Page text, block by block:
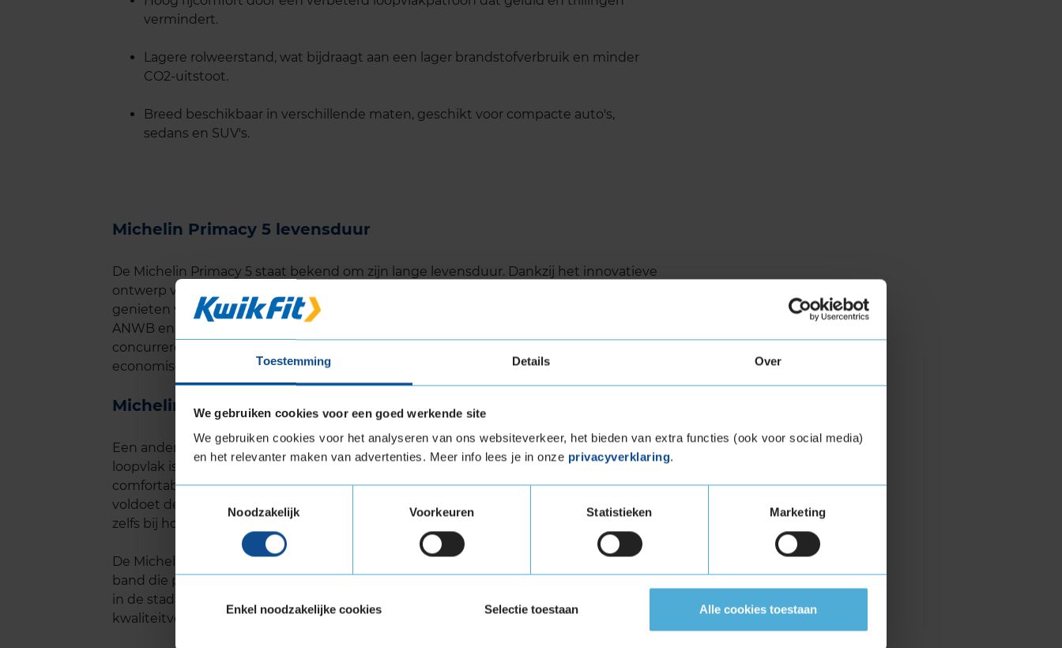
Toestemming Details Over
We gebruiken cookies voor een goed werkende site
We gebruiken cookies voor het analyseren van ons websiteverkeer, het bieden van extra functies (ook voor social media)
en het relevanter maken van advertenties. Meer info lees je in onze privacyverklaring.
Toestemmingsselectie
Noodzakelijk
Voorkeuren Statistieken Marketing
Enkel noodzakelijke cookies Selectie toestaan Alle cookies toestaan
vermindert.
Lagere rolweerstand, wat bijdraagt aan een lager brandstofverbruik en minder
CO2-uitstoot.
Breed beschikbaar in verschillende maten, geschikt voor compacte auto's,
sedans en SUV's.
Michelin Primacy 5 levensduur
De Michelin Primacy 5 staat bekend om zijn lange levensduur. Dankzij het innovatieve
ontwerp van het loopvlak slijt de band gelijkmatig, wat betekent dat je langer kunt
genieten van optimale prestaties. Uit tests van onafhankelijke organisaties, zoals
ANWB en ADAC, blijkt dat deze band tot wel 18% langer meegaat dan sommige
concurrerende merken. Dit maakt de Primacy 5 niet alleen een veilige, maar ook een
economische keuze.
Michelin Primacy 5 geluid
Een ander groot voordeel van de Michelin Primacy 5 is het lage geluidsniveau. Het
loopvlak is ontworpen om rijgeluid te minimaliseren, wat resulteert in een stillere en
comfortabelere rijervaring. Met een gemiddeld geluidsniveau van slechts 69 decibel
voldoet de band aan de strengste Europese normen en zorgt hij voor een prettige rit,
zelfs bij hogere snelheden.
De Michelin Primacy 5 combineert betrouwbaarheid, veiligheid en comfort in een
band die perfect is voor dagelijks gebruik. Of je nu lange snelwegritten maakt of veel
in de stad rijdt, deze band biedt consistent hoge prestaties en een uitstekende prijs-
kwaliteitverhouding.